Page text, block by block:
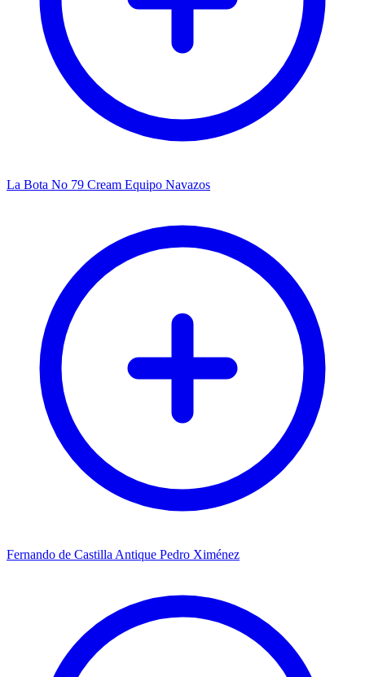
La Bota No 79 Cream Equipo Navazos
Fernando de Castilla Antique Pedro Ximénez